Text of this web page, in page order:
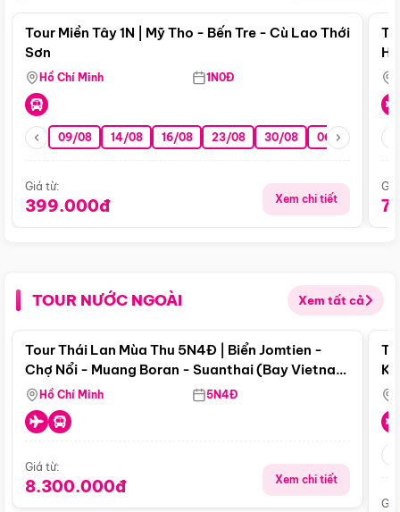
Tour Miền Tây 1N | Mỹ Tho - Bến Tre - Cù Lao Thới
Sơn
Hồ Chí Minh 1N0Đ
09/08 14/08 16/08 23/08 30/08 06/09 13/09
Giá từ:
399.000đ Xem chi tiết
TOUR NƯỚC NGOÀI Xem tất cả
Điểm nổi bật
Tour Thái Lan Mùa Thu 5N4Đ | Biển Jomtien -
Chợ Nổi - Muang Boran - Suanthai (Bay Vietnam
Airlines)
Hồ Chí Minh 5N4Đ
Giá từ:
8.300.000đ Xem chi tiết